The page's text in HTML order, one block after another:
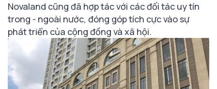
Novaland cũng đã hợp tác với các đối tác uy tín
trong - ngoài nước, đóng góp tích cực vào sự
phát triển của cộng đồng và xã hội.